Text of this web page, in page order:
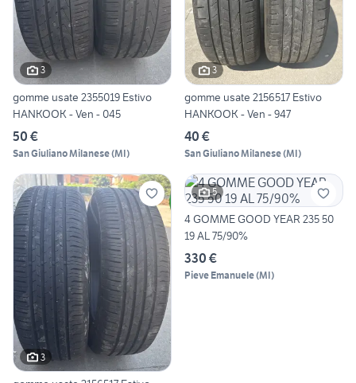
3
gomme usate 2355019 Estivo
HANKOOK - Ven - 045
50 €
San Giuliano Milanese(MI)
3
gomme usate 2156517 Estivo
HANKOOK - Ven - 947
40 €
San Giuliano Milanese(MI)
3
5
4 GOMME GOOD YEAR 235 50
19 AL 75/90%
330 €
Pieve Emanuele(MI)